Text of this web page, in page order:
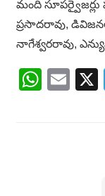
మంది సూపర్వైజర్లు
ప్రసాదరావు,
నాగేశ్వరరావు,